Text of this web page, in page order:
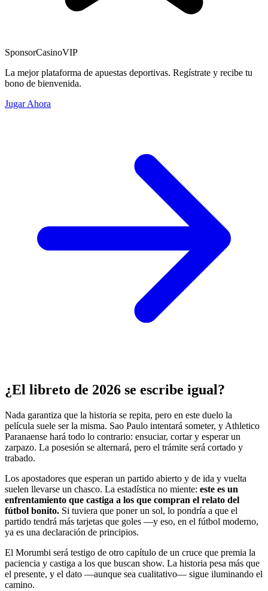
SponsorCasinoVIP
La mejor plataforma de apuestas deportivas. Regístrate y recibe tu
bono de bienvenida.
Jugar Ahora
¿El libreto de 2026 se escribe igual?
Nada garantiza que la historia se repita, pero en este duelo la
película suele ser la misma. Sao Paulo intentará someter, y Athletico
Paranaense hará todo lo contrario: ensuciar, cortar y esperar un
zarpazo. La posesión se alternará, pero el trámite será cortado y
trabado.
Los apostadores que esperan un partido abierto y de ida y vuelta
suelen llevarse un chasco. La estadística no miente: este es un
enfrentamiento que castiga a los que compran el relato del
fútbol bonito. Si tuviera que poner un sol, lo pondría a que el
partido tendrá más tarjetas que goles —y eso, en el fútbol moderno,
ya es una declaración de principios.
El Morumbi será testigo de otro capítulo de un cruce que premia la
paciencia y castiga a los que buscan show. La historia pesa más que
el presente, y el dato —aunque sea cualitativo— sigue iluminando el
camino.